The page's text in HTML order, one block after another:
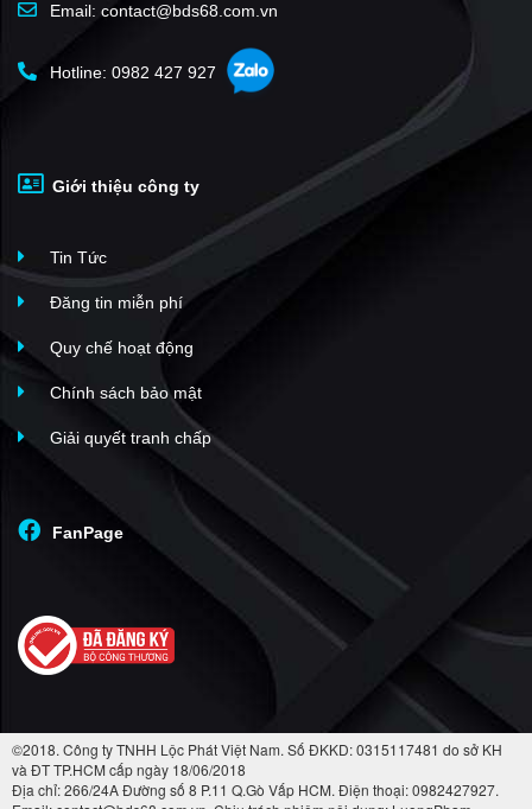
Email: contact@bds68.com.vn
Hotline: 0982 427 927
Giới thiệu công ty
Tin Tức
Đăng tin miễn phí
Quy chế hoạt động
Chính sách bảo mật
Giải quyết tranh chấp
FanPage
©2018. Công ty TNHH Lộc Phát Việt Nam. Số ĐKKD: 0315117481 do sở KH
và ĐT TP.HCM cấp ngày 18/06/2018
Địa chỉ: 266/24A Đường số 8 P.11 Q.Gò Vấp HCM. Điện thoại: 0982427927.